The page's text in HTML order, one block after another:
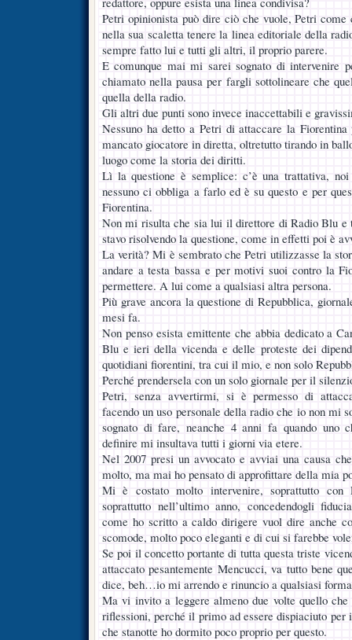
Petri opinionista può dire ciò che vuole, Petri come
nella sua scaletta tenere la linea editoriale della
sempre fatto lui e tutti gli altri, il proprio parere.
E comunque mai mi sarei sognato di intervenire
chiamato nella pausa per fargli sottolineare che
quella della radio.
Gli altri due punti sono invece inaccettabili e
Nessuno ha detto a Petri di attaccare la
mancato giocatore in diretta, oltretutto tirando in
luogo come la storia dei diritti.
Lì la questione è semplice: c’è una trattativa,
nessuno ci obbliga a farlo ed è su questo e per
Fiorentina.
Non mi risulta che sia lui il direttore di Radio Blu e
stavo risolvendo la questione, come in effetti poi è
La verità? Mi è sembrato che Petri utilizzasse la
andare a testa bassa e per motivi suoi contro la
permettere. A lui come a qualsiasi altra persona.
Più grave ancora la questione di Repubblica,
mesi fa.
Non penso esista emittente che abbia dedicato a
Blu e ieri della vicenda e delle proteste dei
quotidiani fiorentini, tra cui il mio, e non solo
Perché prendersela con un solo giornale per il
Petri, senza avvertirmi, si è permesso di
facendo un uso personale della radio che io non mi
sognato di fare, neanche 4 anni fa quando uno
definire mi insultava tutti i giorni via etere.
Nel 2007 presi un avvocato e avviai una causa
molto, ma mai ho pensato di approfittare della mia
Mi è costato molto intervenire, soprattutto con
soprattutto nell’ultimo anno, concedendogli
come ho scritto a caldo dirigere vuol dire anche
scomode, molto poco eleganti e di cui si farebbe
Se poi il concetto portante di tutta questa triste
attaccato pesantemente Mencucci, va tutto bene
dice, beh…io mi arrendo e rinuncio a qualsiasi
Ma vi invito a leggere almeno due volte quello
riflessioni, perché il primo ad essere dispiaciuto
che stanotte ho dormito poco proprio per questo.